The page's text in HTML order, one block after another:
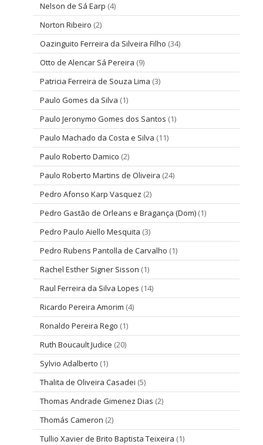
Nelson de Sá Earp (4)
Norton Ribeiro (2)
Oazinguito Ferreira da Silveira Filho (34)
Otto de Alencar Sá Pereira (9)
Patricia Ferreira de Souza Lima (3)
Paulo Gomes da Silva (1)
Paulo Jeronymo Gomes dos Santos (1)
Paulo Machado da Costa e Silva (11)
Paulo Roberto Damico (2)
Paulo Roberto Martins de Oliveira (24)
Pedro Afonso Karp Vasquez (2)
Pedro Gastão de Orleans e Bragança (Dom) (1)
Pedro Paulo Aiello Mesquita (3)
Pedro Rubens Pantolla de Carvalho (1)
Rachel Esther Signer Sisson (1)
Raul Ferreira da Silva Lopes (14)
Ricardo Pereira Amorim (4)
Ronaldo Pereira Rego (1)
Ruth Boucault Judice (20)
Sylvio Adalberto (1)
Thalita de Oliveira Casadei (5)
Thomas Andrade Gimenez Dias (2)
Thomás Cameron (2)
Tullio Xavier de Brito Baptista Teixeira (1)